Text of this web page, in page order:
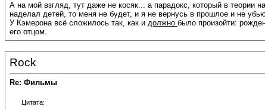
А на мой взгляд, тут даже не косяк... а парадокс, который в теории
наделал детей, то меня не будет, и я не вернусь в прошлое и не
У Кэмерона всё сложилось так, как и должно было произойти:
его отцом.
Rock
Re: Фильмы
Цитата: